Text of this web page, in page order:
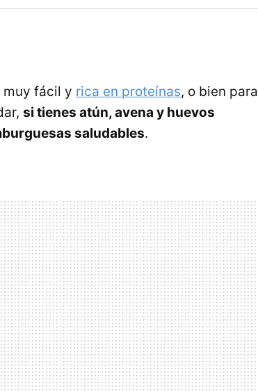
muy fácil y rica en proteínas, o bien para
si tienes atún, avena y huevos
saludables.